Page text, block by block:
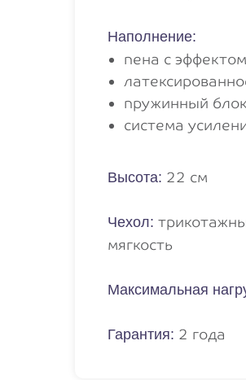
Наполнение:
пена с
пружинный
система
Высота: 22 см
Чехол:
мягкость
Максимальная
Гарантия: 2 года